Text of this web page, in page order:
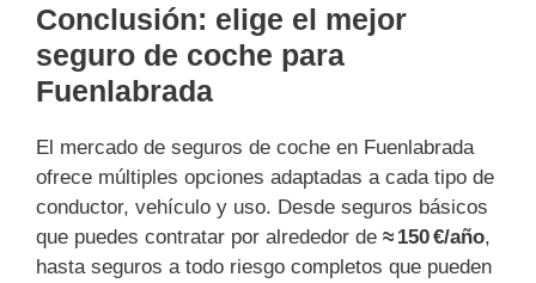
Conclusión: elige el mejor
seguro de coche para
Fuenlabrada
El mercado de seguros de coche en Fuenlabrada
ofrece múltiples opciones adaptadas a cada tipo de
conductor, vehículo y uso. Desde seguros básicos
que puedes contratar por alrededor de ≈ 150 €/año,
hasta seguros a todo riesgo completos que pueden